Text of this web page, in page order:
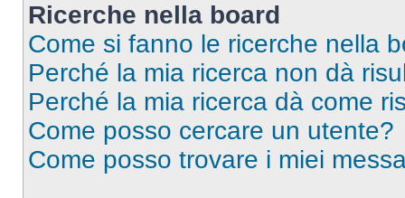
Ricerche nella board
Come si fanno le ricerche nella
Perché la mia ricerca non dà
Perché la mia ricerca dà come
Come posso cercare un utente?
Come posso trovare i miei